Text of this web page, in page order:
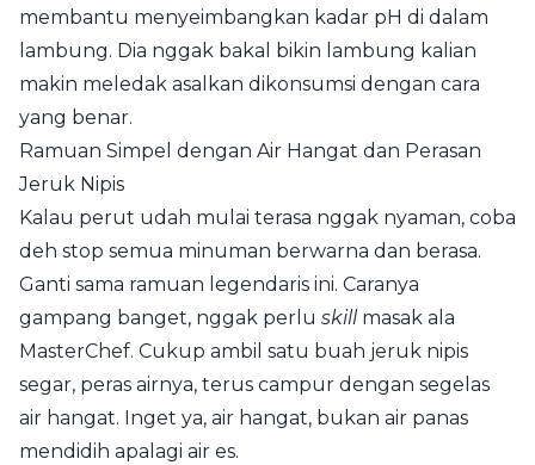
membantu menyeimbangkan kadar pH di dalam
lambung. Dia nggak bakal bikin lambung kalian
makin meledak asalkan dikonsumsi dengan cara
yang benar.
Ramuan Simpel dengan Air Hangat dan Perasan
Jeruk Nipis
Kalau perut udah mulai terasa nggak nyaman, coba
deh stop semua minuman berwarna dan berasa.
Ganti sama ramuan legendaris ini. Caranya
gampang banget, nggak perlu skillmasak ala
MasterChef. Cukup ambil satu buah jeruk nipis
segar, peras airnya, terus campur dengan segelas
air hangat. Inget ya, air hangat, bukan air panas
mendidih apalagi air es.